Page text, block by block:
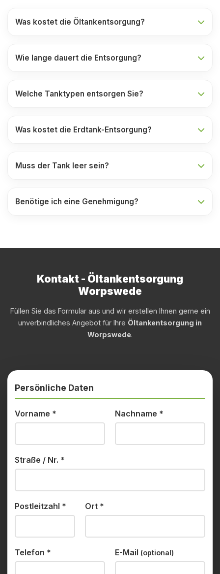
Was kostet die Öltankentsorgung?
Wie lange dauert die Entsorgung?
Welche Tanktypen entsorgen Sie?
Was kostet die Erdtank-Entsorgung?
Muss der Tank leer sein?
Benötige ich eine Genehmigung?
Kontakt - Öltankentsorgung
Worpswede
Füllen Sie das Formular aus und wir erstellen Ihnen gerne ein
unverbindliches Angebot für Ihre Öltankentsorgung in
Worpswede.
Persönliche Daten
Vorname * Nachname *
Straße / Nr. *
Postleitzahl * Ort *
Telefon * E-Mail (optional)